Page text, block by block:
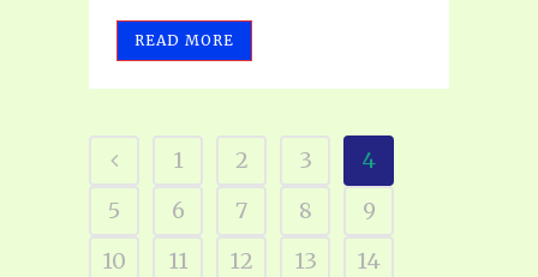
READ MORE
1 2 3
4
5
6 7 8
9
10
11 12 13 14